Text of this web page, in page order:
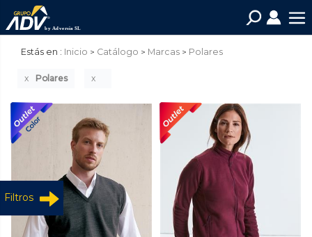
Estás en : Inicio Catálogo Marcas Polares
Filtros
Polares